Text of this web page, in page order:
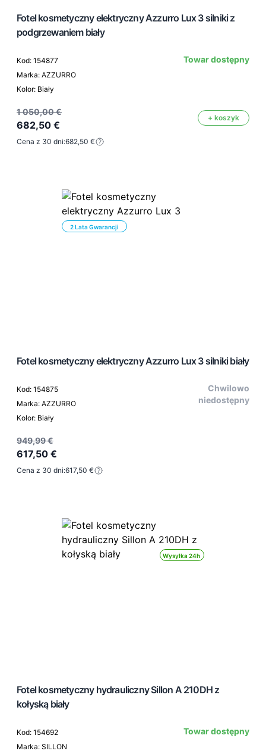
Fotel kosmetyczny elektryczny Azzurro Lux 3 silniki z
podgrzewaniem biały
Kod: 154877
Marka: AZZURRO
Kolor: Biały
Towar dostępny
1 050,00 €
682,50 €
+ koszyk
Cena z 30 dni:682,50 €
2 Lata Gwarancji
Fotel kosmetyczny elektryczny Azzurro Lux 3 silniki biały
Kod: 154875
Marka: AZZURRO
Kolor: Biały
Chwilowo
niedostępny
949,99 €
617,50 €
Cena z 30 dni:617,50 €
Wysyłka 24h
Fotel kosmetyczny hydrauliczny Sillon A 210DH z
kołyską biały
Kod: 154692
Marka: SILLON
Towar dostępny